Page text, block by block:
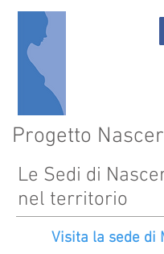
Progetto
Le Sedi di
nel territorio
Visita la sede di